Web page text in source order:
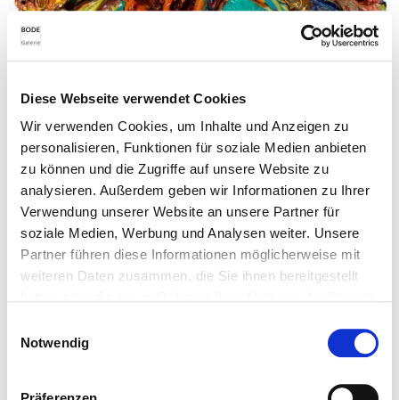
Diese Webseite verwendet Cookies
Wir verwenden Cookies, um Inhalte und Anzeigen zu
personalisieren, Funktionen für soziale Medien anbieten
zu können und die Zugriffe auf unsere Website zu
analysieren. Außerdem geben wir Informationen zu Ihrer
Verwendung unserer Website an unsere Partner für
soziale Medien, Werbung und Analysen weiter. Unsere
Partner führen diese Informationen möglicherweise mit
weiteren Daten zusammen, die Sie ihnen bereitgestellt
Notwendig
Stilles Leben…Blumen
Harry Meyer
2014
Öl auf Leinwand
33 x 22 cm
Anfrage